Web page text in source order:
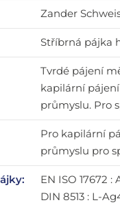
Zander
Stříbrná pájka
Tvrdé pájení
kapilární
průmyslu. Pro
Pro kapilární
průmyslu pro
EN ISO 17672 :
DIN 8513 : L-